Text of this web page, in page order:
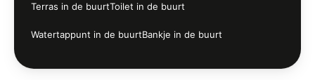
Terras in de buurtToilet in de buurt
Watertappunt in de buurtBankje in de buurt